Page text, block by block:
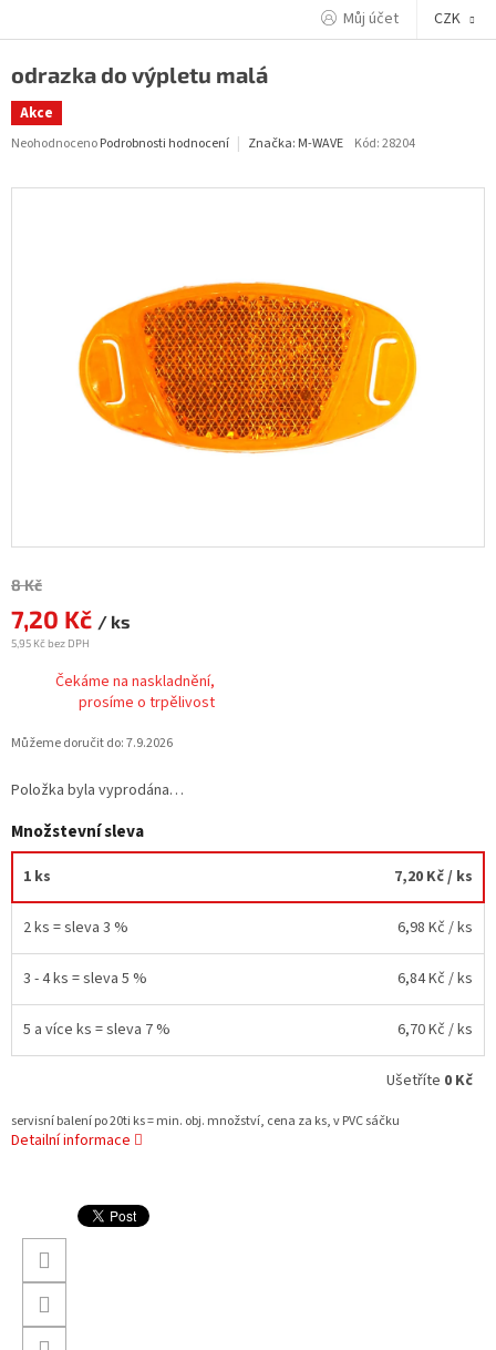
Můj účet CZK
odrazka do výpletu malá
Akce
Průměrné
NeohodnocenoPodrobnosti hodnocení Značka: M-WAVE Kód:28204
8 Kč
7,20 Kč / ks
5,95 Kč bez DPH
Měrná
Čekáme na naskladnění,
prosíme o trpělivost
Můžeme doručit do:7.9.2026
Položka byla vyprodána…
Množstevní sleva
1 ks 7,20 Kč/ ks
2 ks = sleva 3 % 6,98 Kč / ks
3 - 4 ks = sleva 5 % 6,84 Kč / ks
5 a více ks = sleva 7 % 6,70 Kč / ks
Ušetříte 0 Kč
servisní balení po 20ti ks = min. obj. množství, cena za ks, v PVC sáčku
Detailní informace